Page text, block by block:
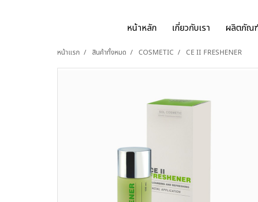
หน้าหลัก เกี่ยวกับเรา ผลิตภัณ
หน้าแรก สินค้าทั้งหมด COSMETIC CE II FRESHENER